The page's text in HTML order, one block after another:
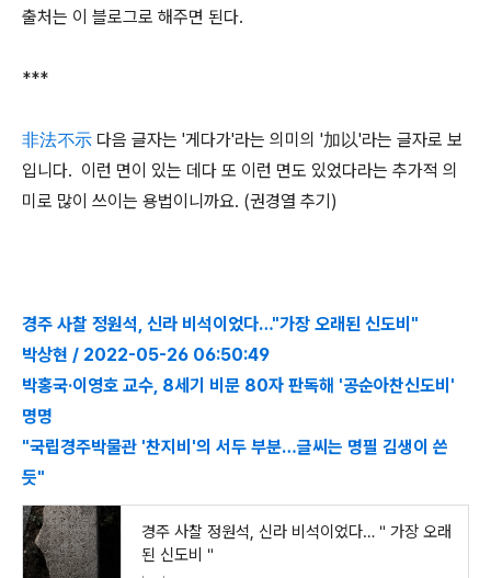
출처는 이 블로그로 해주면 된다.
***
非法不示 다음 글자는 '게다가'라는 의미의 '加以'라는 글자로 보
입니다. 이런 면이 있는 데다 또 이런 면도 있었다라는 추가적 의
미로 많이 쓰이는 용법이니까요. (권경열 추기)
경주 사찰 정원석, 신라 비석이었다…"가장 오래된 신도비"
박상현 / 2022-05-26 06:50:49
박홍국·이영호 교수, 8세기 비문 80자 판독해 '공순아찬신도비'
명명
"국립경주박물관 '찬지비'의 서두 부분…글씨는 명필 김생이 쓴
듯"
경주 사찰 정원석, 신라 비석이었다…＂가장 오래
된 신도비＂